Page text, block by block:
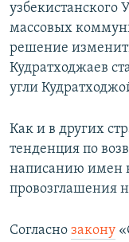
узбекистанского
массовых
решение
Кудратходжаев
угли
Как и в других
тенденция по
написанию имен
провозглашения
Согласно закону